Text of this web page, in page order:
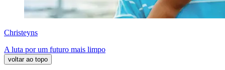
Christeyns
A luta por um futuro mais limpo
voltar ao topo